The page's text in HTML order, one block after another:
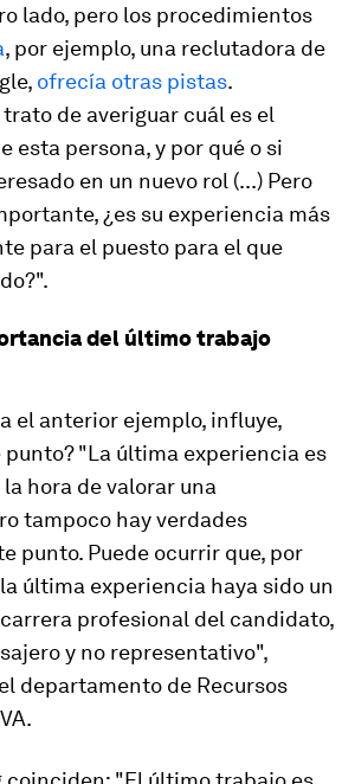
lado, pero los procedimientos
, por ejemplo, una reclutadora de
ofrecía otras pistas.
de averiguar cuál es el
esta persona, y por qué o si
en un nuevo rol (...) Pero
¿es su experiencia más
para el puesto para el que
del último trabajo
el anterior ejemplo, influye,
punto? "La última experiencia es
hora de valorar una
tampoco hayverdades
punto. Puede ocurrir que, por
última experiencia haya sido un
profesional del candidato,
y no representativo",
departamento de Recursos